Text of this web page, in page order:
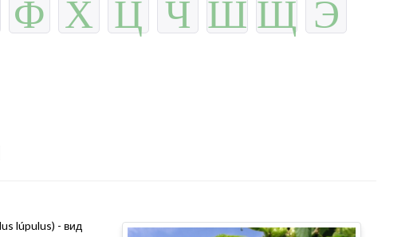
Ф Х Ц Ч Ш Щ Э
lúpulus) - вид